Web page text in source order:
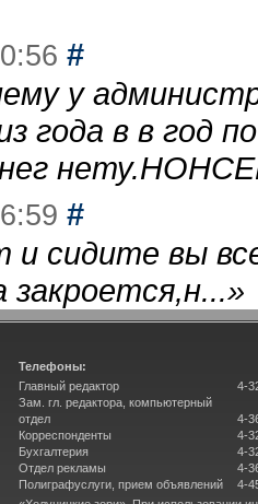
#
у
года в в год
#
и сидите вы
»
Телефоны:
Главный редактор
Зам. гл. редактора, компьютерный
отдел
Корреспонденты
Бухгалтерия
Отдел рекламы
Полиграфуслуги, прием объявлений
4-
4-
4-
4-
4-
4-